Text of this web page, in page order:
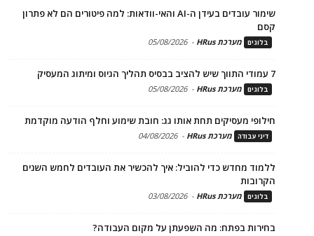
שימור עובדים בעידן ה-AI והאי-וודאות: למה פיטורים הם לא פתרון
קסם
בלוגים מערכת HRus -
05/08/2026
7 עמודי התווך שיש להציב בבסיס תהליך הגיוס ומיתוג המעסיק
בלוגים מערכת HRus -
05/08/2026
חילופי מעסיקים תחת אותו גג: חובת שימוע וחלף הודעה מוקדמת
דיני עבודה מערכת HRus -
04/08/2026
ללמוד מחדש כדי להוביל: איך להכשיר את העובדים לחמש השנים
הקרובות
בלוגים מערכת HRus -
03/08/2026
בחירות בפתח: מה השפעתן על מקום העבודה?